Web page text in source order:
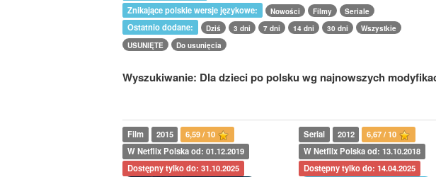
Znikające polskie wersje językowe: Nowości Filmy Seriale
Ostatnio dodane: Dziś 3 dni 7 dni 14 dni 30 dni
Wszystkie
USUNIĘTE
Do usunięcia
Wyszukiwanie: Dla dzieci po polsku wg najnowszych
Film 2015
6,59 / 10
W Netflix Polska od: 01.12.2019
Dostępny tylko do: 31.10.2025
Serial 2012
6,67 / 10
W Netflix Polska od: 13.10.2018
Dostępny tylko do: 14.04.2025